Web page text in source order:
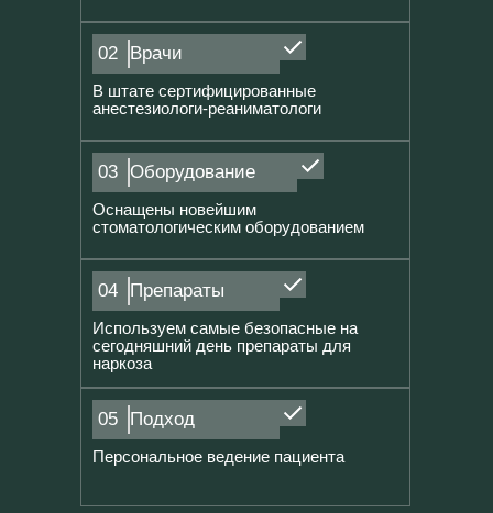
02 Врачи
В штате сертифицированные
анестезиологи-реаниматологи
03 Оборудование
Оснащены новейшим
стоматологическим оборудованием
04 Препараты
Используем самые безопасные на
сегодняшний день препараты для
наркоза
05 Подход
Персональное ведение пациента